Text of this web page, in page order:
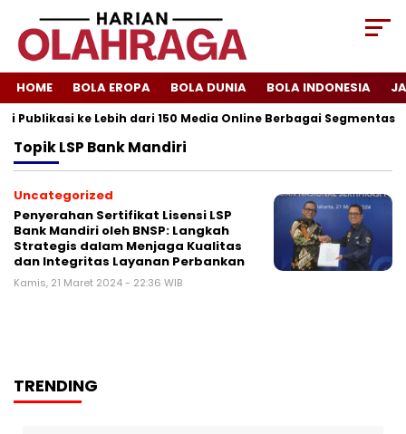
HOME BOLA EROPA BOLA DUNIA BOLA INDONESIA
Publikasi ke Lebih dari 150 Media Online Berbagai Segmentasi
TopikLSP Bank Mandiri
Uncategorized
Penyerahan Sertifikat Lisensi LSP
Bank Mandiri oleh BNSP: Langkah
Strategis dalam Menjaga Kualitas
dan Integritas Layanan Perbankan
Kamis, 21 Maret 2024 - 22:36 WIB
TRENDING